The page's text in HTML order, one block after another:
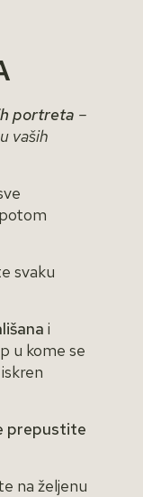
portreta –
vaših
svaku
i
u kome se
prepustite
na željenu